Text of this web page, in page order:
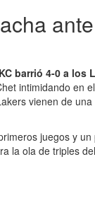
barrió 4-0 a los
intimidando en
vienen de
juegos y un
la ola de triples